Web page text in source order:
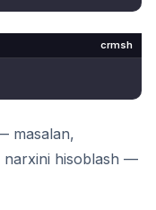
crmsh
masalan,
narxini hisoblash —